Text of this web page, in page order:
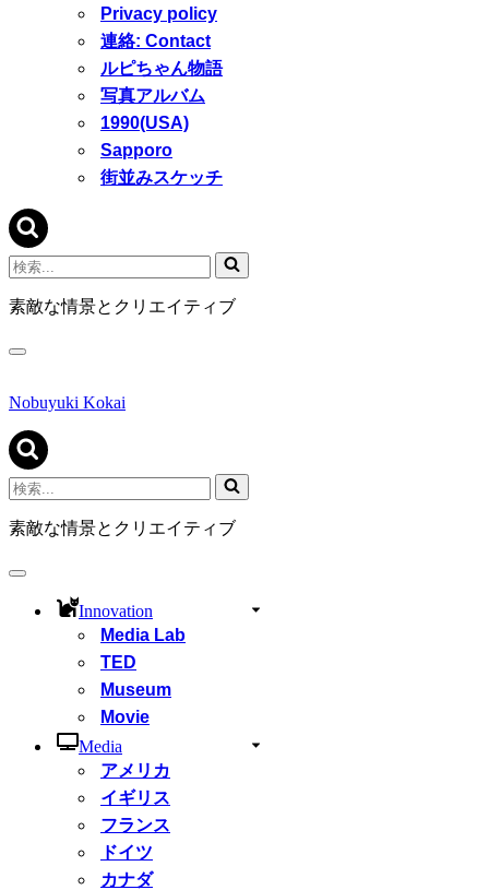
Privacy policy
連絡: Contact
ルピちゃん物語
写真アルバム
1990(USA)
Sapporo
街並みスケッチ
検
索...
素敵な情景とクリエイティブ
ナ
ゲ
シ
ョ
ン
メ
ニ
ュ
Nobuyuki Kokai
検
索...
素敵な情景とクリエイティブ
ナ
Innovation
Media Lab
TED
Museum
Movie
Media
アメリカ
イギリス
フランス
ドイツ
カナダ